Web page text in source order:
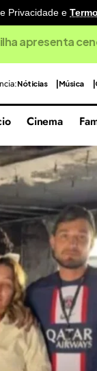
Privacidade e
apresenta
Nóticias Música
Cinema